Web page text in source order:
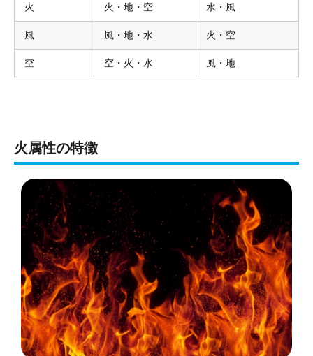
火 火・地・空 水・風
風 風・地・水 火・空
空 空・火・水 風・地
火属性の特徴